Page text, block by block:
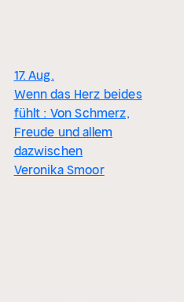
17. Aug.
Wenn das Herz beides
fühlt : Von Schmerz,
Freude und allem
dazwischen
Veronika Smoor